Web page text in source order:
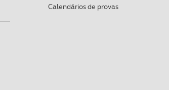
Calendários de provas